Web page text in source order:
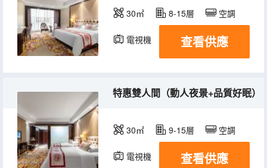
30㎡ 8-15層 空調
電視機 查看供應
特惠雙人間（動人夜景+品質好眠）
30㎡ 9-15層 空調
電視機 查看供應